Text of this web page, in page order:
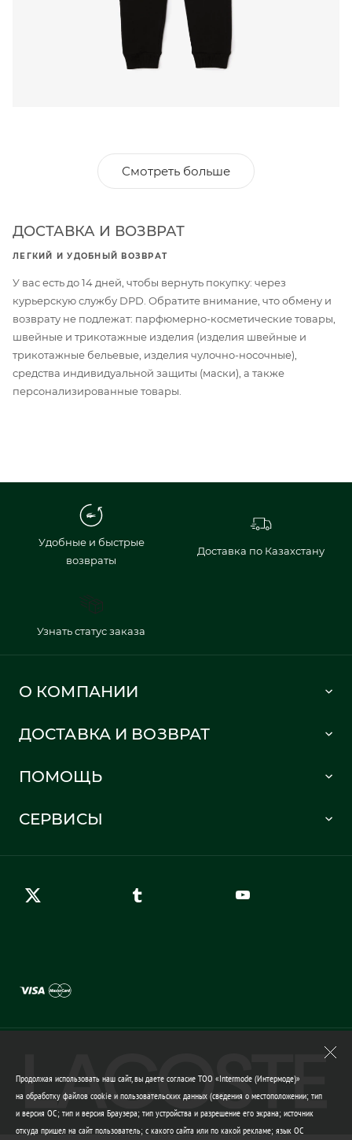
Смотреть больше
ДОСТАВКА И ВОЗВРАТ
ЛЕГКИЙ И УДОБНЫЙ ВОЗВРАТ
У вас есть до 14 дней, чтобы вернуть покупку: через
курьерскую службу DPD. Обратите внимание, что обмену и
возврату не подлежат: парфюмерно-косметические товары,
швейные и трикотажные изделия (изделия швейные и
трикотажные бельевые, изделия чулочно-носочные),
средства индивидуальной защиты (маски), а также
персонализированные товары.
Удобные и быстрые
возвраты
Доставка по Казахстану
Узнать статус заказа
О КОМПАНИИ
Политика в отношении обработки персональных данных
ДОСТАВКА И ВОЗВРАТ
Информация о доставке
Правила возврата
ПОМОЩЬ
Карта сайта
СЕРВИСЫ
Продолжая использовать наш сайт, вы даете согласие ТОО «Intermode (Интермоде)»
на обработку файлов cookie и пользовательских данных (сведения о местоположении; тип
и версия ОС; тип и версия Браузера; тип устройства и разрешение его экрана; источник
откуда пришел на сайт пользователь; с какого сайта или по какой рекламе; язык ОС